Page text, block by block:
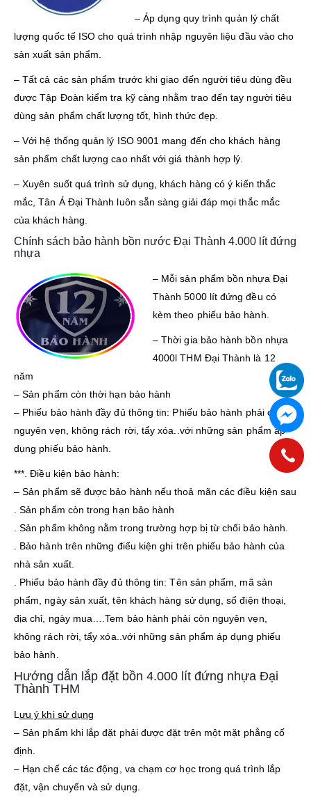
– Áp dụng quy trình quản lý chất
lượng quốc tế ISO cho quá trình nhập nguyên liệu đầu vào cho
sản xuất sản phẩm.
– Tất cả các sản phẩm trước khi giao đến người tiêu dùng đều
được Tập Đoàn kiểm tra kỹ càng nhằm trao đến tay người tiêu
dùng sản phẩm chất lượng tốt, hình thức đẹp.
– Với hệ thống quản lý ISO 9001 mang đến cho khách hàng
sản phẩm chất lượng cao nhất với giá thành hợp lý.
– Xuyên suốt quá trình sử dụng, khách hàng có ý kiến thắc
mắc, Tân Á Đại Thành luôn sẵn sàng giải đáp mọi thắc mắc
của khách hàng.
Chính sách bảo hành bồn nước Đại Thành 4.000 lít đứng
nhựa
– Mỗi sản phẩm bồn nhựa Đại
Thành 5000 lít đứng đều có
kèm theo phiếu bảo hành.
– Thời gia bảo hành bồn nhựa
4000l THM Đại Thành là 12
năm
– Sản phẩm còn thời hạn bảo hành
– Phiếu bảo hành đầy đủ thông tin: Phiếu bảo hành phải còn
nguyên vẹn, không rách rời, tẩy xóa..với những sản phẩm áp
dụng phiếu bảo hành.
***. Điều kiện bảo hành:
– Sản phẩm sẽ được bảo hành nếu thoả mãn các điều kiện sau
. Sản phẩm còn trong hạn bảo hành
. Sản phẩm không nằm trong trường hợp bị từ chối bảo hành.
. Bảo hành trên những điểu kiện ghi trên phiếu bảo hành của
nhà sản xuất.
. Phiếu bảo hành đầy đủ thông tin: Tên sản phẩm, mã sản
phẩm, ngày sản xuất, tên khách hàng sử dụng, số điện thoại,
địa chỉ, ngày mua….Tem bảo hành phải còn nguyên vẹn,
không rách rời, tẩy xóa..với những sản phẩm áp dụng phiếu
bảo hành.
Hướng dẫn lắp đặt bồn 4.000 lít đứng nhựa Đại
Thành THM
Lưu ý khi sử dụng
– Sản phẩm khi lắp đặt phải được đặt trên một mặt phẳng cố
định.
– Hạn chế các tác động, va chạm cơ học trong quá trình lắp
đặt, vận chuyển và sử dụng.